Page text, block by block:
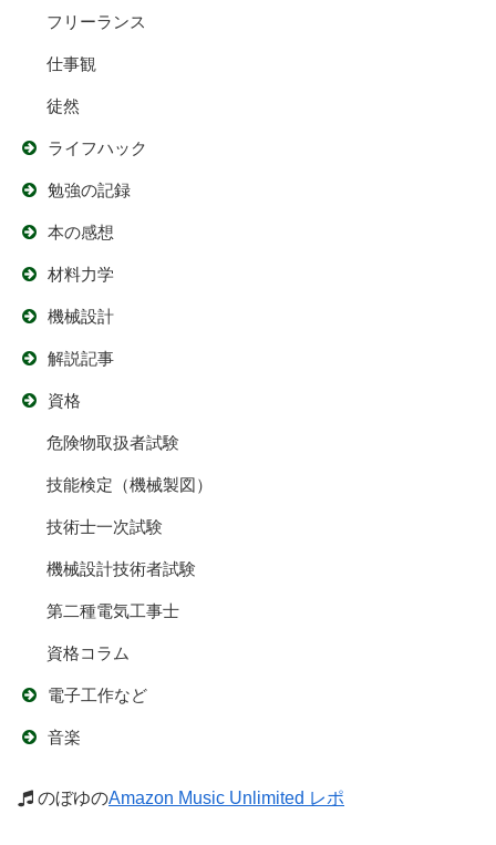
フリーランス
仕事観
徒然
ライフハック
勉強の記録
本の感想
材料力学
機械設計
解説記事
資格
危険物取扱者試験
技能検定（機械製図）
技術士一次試験
機械設計技術者試験
第二種電気工事士
資格コラム
電子工作など
音楽
のぼゆのAmazon Music Unlimited レポ